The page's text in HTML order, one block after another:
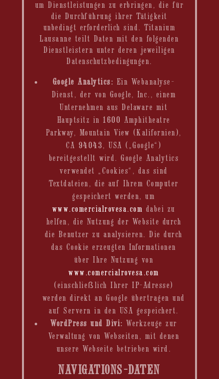
um Dienstleistungen zu erbringen, die für
die Durchführung ihrer Tätigkeit
unbedingt erforderlich sind. Titanium
Lausanne teilt Daten mit den folgenden
Dienstleistern unter deren jeweiligen
Datenschutzbedingungen.
Google Analytics: Ein Webanalyse-
Dienst, der von Google, Inc., einem
Unternehmen aus Delaware mit
Hauptsitz in 1600 Amphitheatre
Parkway, Mountain View (Kalifornien),
CA 94043, USA („Google“)
bereitgestellt wird. Google Analytics
verwendet „Cookies“, das sind
Textdateien, die auf Ihrem Computer
gespeichert werden, um
www.comercialrovesa.com dabei zu
helfen, die Nutzung der Website durch
die Benutzer zu analysieren. Die durch
das Cookie erzeugten Informationen
über Ihre Nutzung von
www.comercialrovesa.com
(einschließlich Ihrer IP-Adresse)
werden direkt an Google übertragen und
auf Servern in den USA gespeichert.
WordPress und Divi: Werkzeuge zur
Verwaltung von Webseiten, mit denen
unsere Webseite betrieben wird.
NAVIGATIONS-DATEN